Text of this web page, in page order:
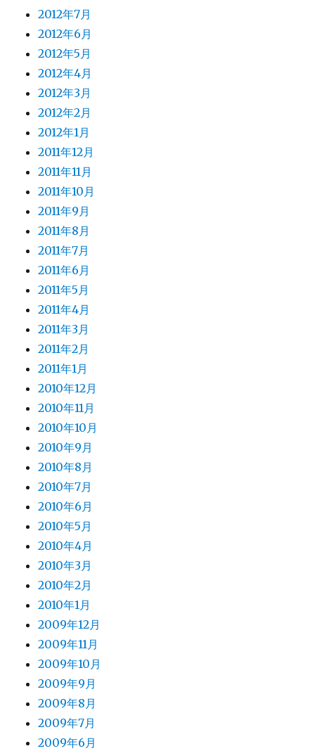
2012年7月
2012年6月
2012年5月
2012年4月
2012年3月
2012年2月
2012年1月
2011年12月
2011年11月
2011年10月
2011年9月
2011年8月
2011年7月
2011年6月
2011年5月
2011年4月
2011年3月
2011年2月
2011年1月
2010年12月
2010年11月
2010年10月
2010年9月
2010年8月
2010年7月
2010年6月
2010年5月
2010年4月
2010年3月
2010年2月
2010年1月
2009年12月
2009年11月
2009年10月
2009年9月
2009年8月
2009年7月
2009年6月